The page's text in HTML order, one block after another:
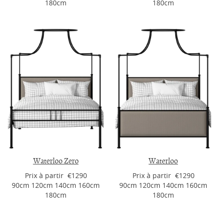
180cm
180cm
Waterloo Zero
Prix ​​à partir €1290
90cm 120cm 140cm 160cm
180cm
Waterloo
Prix ​​à partir €1290
90cm 120cm 140cm 160cm
180cm